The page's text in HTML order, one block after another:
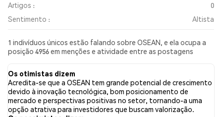
Artigos :
0
Sentimento :
Altista
1 indivíduos únicos estão falando sobre OSEAN, e ela ocupa a
posição 4956 em menções e atividade entre as postagens
OSEAN em todas as redes sociais foi Altista. Por fim, foram
publicados 0 artigos de notícias sobre OSEAN. No Twitter,
50.00% dos tweets apresentaram um sentimento otimista em
comparação com 0.00% dos tweets com sentimento pessimista
sobre OSEAN. 50.00% dos tweets foram neutros em relação a
OSEAN. Esses sentimentos são baseados em 2 tweets.
Os otimistas dizem
Acredita-se que a OSEAN tem grande potencial de crescimento
devido à inovação tecnológica, bom posicionamento de
mercado e perspectivas positivas no setor, tornando-a uma
opção atrativa para investidores que buscam valorização.